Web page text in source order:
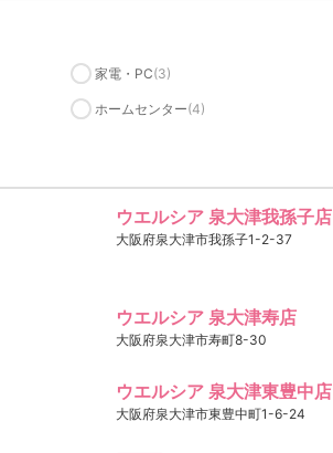
家電・PC(3)
ホームセンター(4)
ウエルシア 泉大津我孫子店
大阪府泉大津市我孫子1-2-37
ウエルシア 泉大津寿店
大阪府泉大津市寿町8-30
ウエルシア 泉大津東豊中店
大阪府泉大津市東豊中町1-6-24